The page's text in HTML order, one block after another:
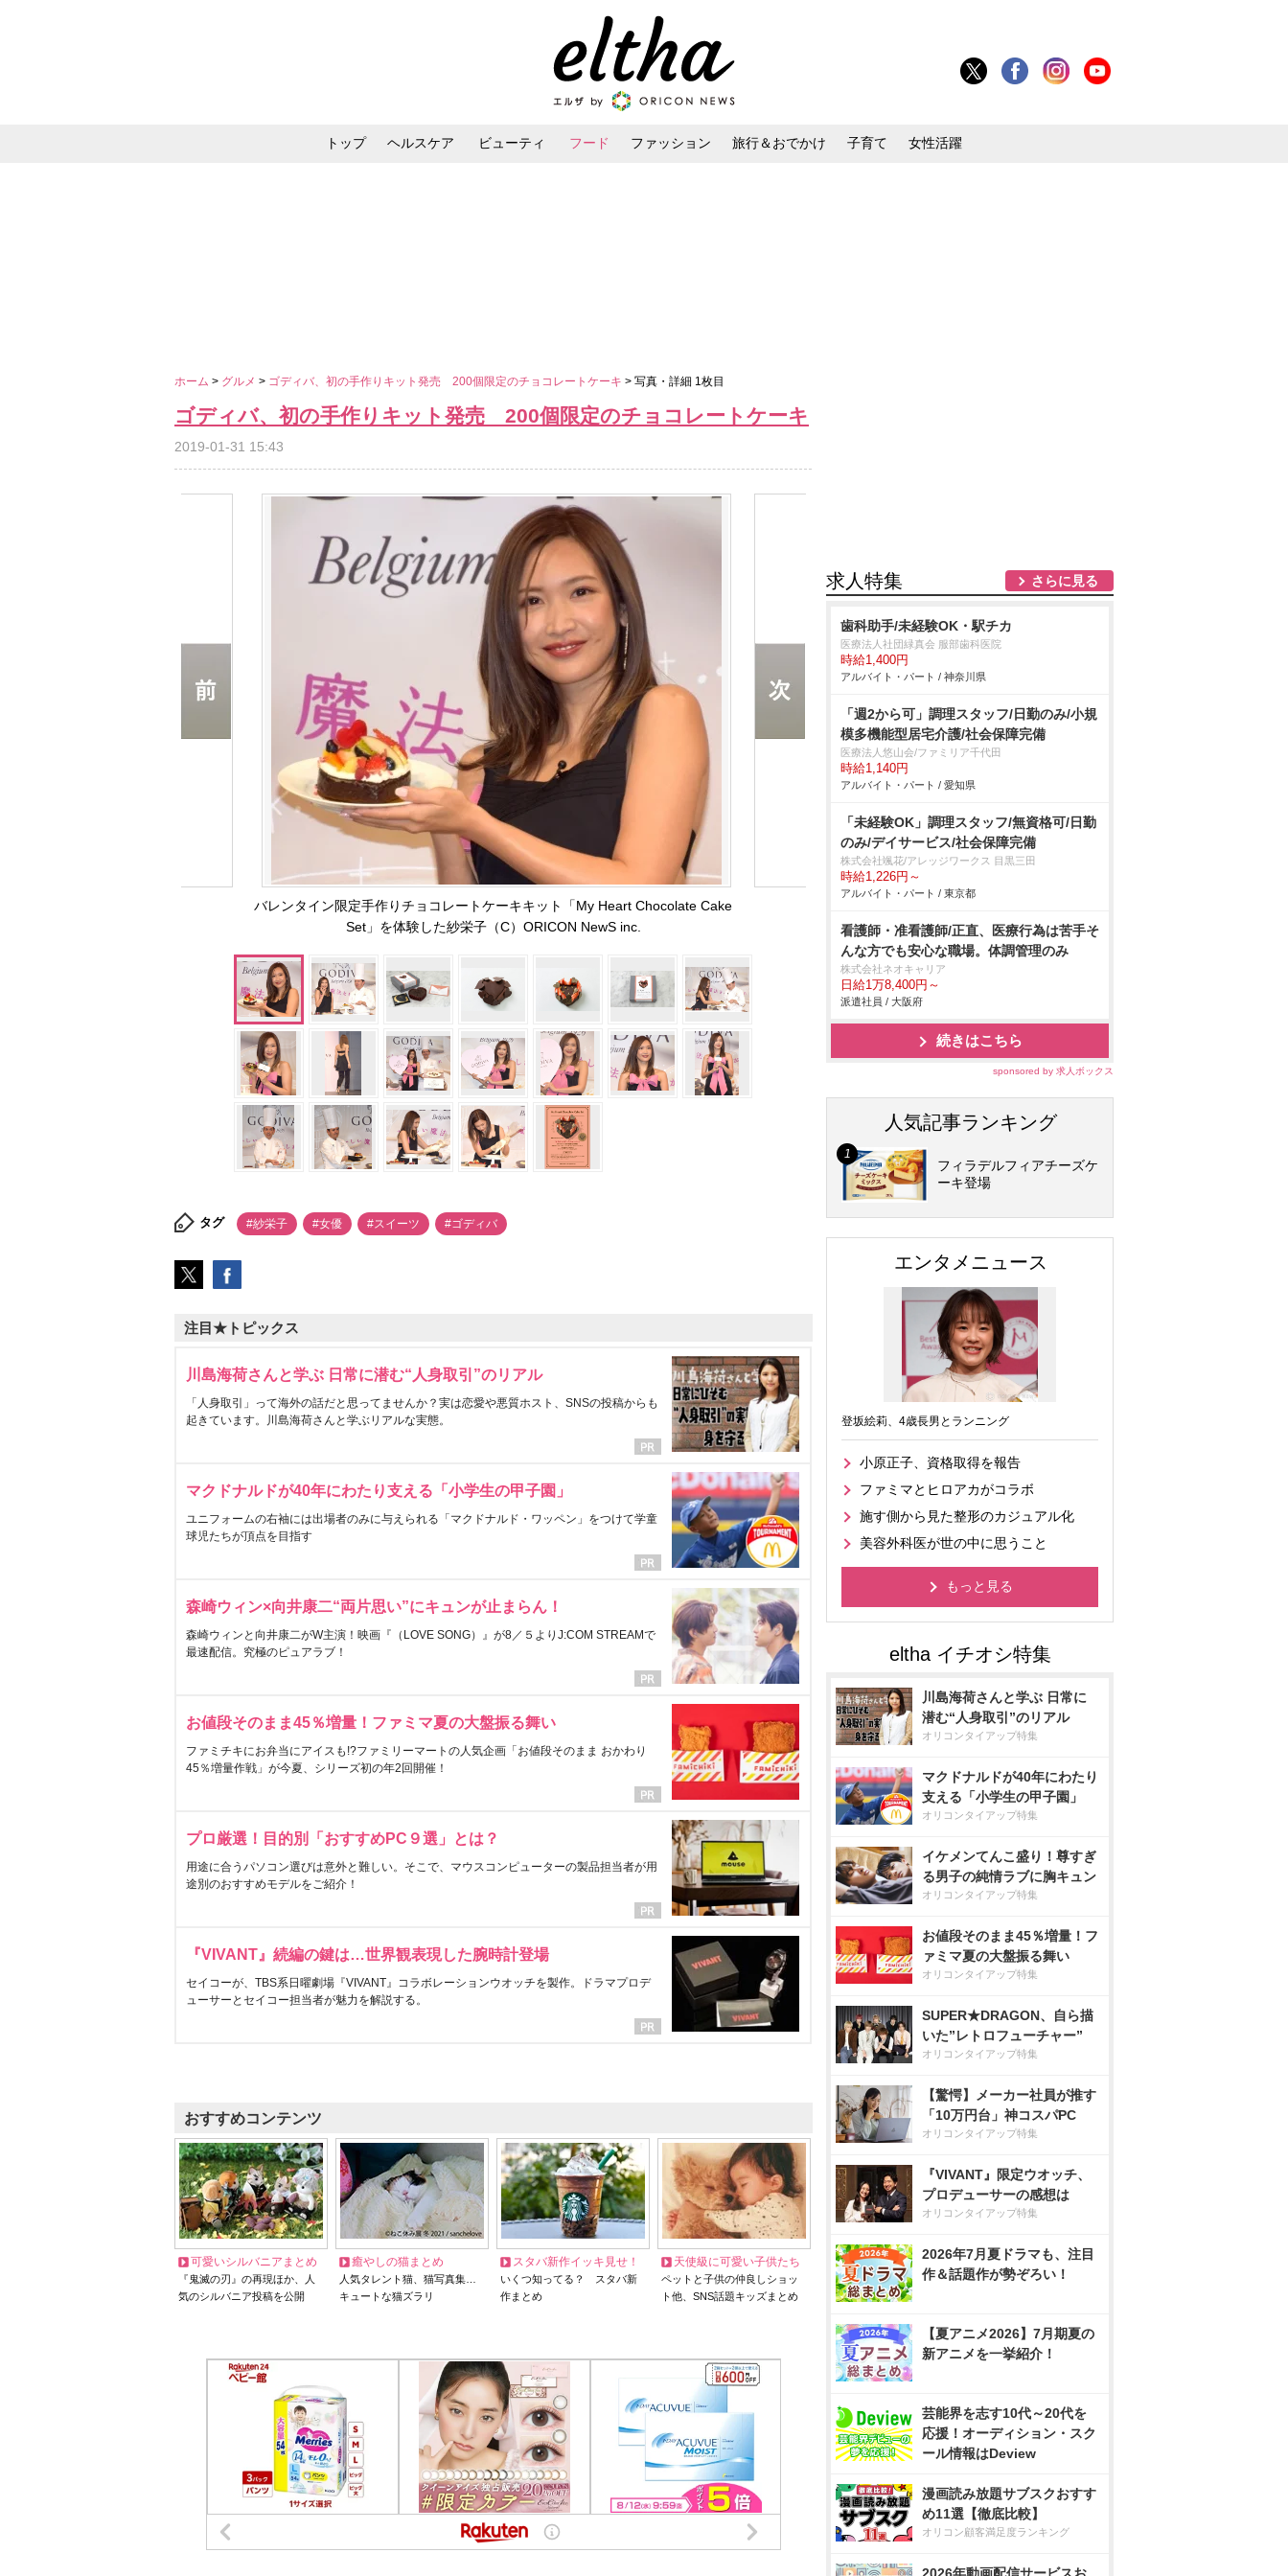
トップ ヘルスケア ビューティ フード ファッション 旅行＆おでかけ 子育て 女性活躍
ホーム > グルメ > ゴディバ、初の手作りキット発売 200個限定のチョコレートケーキ > 写真・詳細 1枚目
ゴディバ、初の手作りキット発売 200個限定のチョコレートケーキ
2019-01-31 15:43
バレンタイン限定手作りチョコレートケーキキット「My Heart Chocolate Cake
Set」を体験した紗栄子（C）ORICON NewS inc.
タグ #紗栄子 #女優 #スイーツ #ゴディバ
注目★トピックス
川島海荷さんと学ぶ 日常に潜む“人身取引”のリアル
「人身取引」って海外の話だと思ってませんか？実は恋愛や悪質ホスト、SNSの投稿からも
起きています。川島海荷さんと学ぶリアルな実態。
マクドナルドが40年にわたり支える「小学生の甲子園」
ユニフォームの右袖には出場者のみに与えられる「マクドナルド・ワッペン」をつけて学童
球児たちが頂点を目指す
森崎ウィン×向井康二“両片思い”にキュンが止まらん！
森崎ウィンと向井康二がW主演！映画『（LOVE SONG）』が8／５よりJ:COM STREAMで
最速配信。究極のピュアラブ！
お値段そのまま45％増量！ファミマ夏の大盤振る舞い
ファミチキにお弁当にアイスも!?ファミリーマートの人気企画「お値段そのまま おかわり
45％増量作戦」が今夏、シリーズ初の年2回開催！
プロ厳選！目的別「おすすめPC９選」とは？
用途に合うパソコン選びは意外と難しい。そこで、マウスコンピューターの製品担当者が用
途別のおすすめモデルをご紹介！
『VIVANT』続編の鍵は…世界観表現した腕時計登場
セイコーが、TBS系日曜劇場『VIVANT』コラボレーションウオッチを製作。ドラマプロデ
ューサーとセイコー担当者が魅力を解説する。
おすすめコンテンツ
可愛いシルバニアまとめ
『鬼滅の刃』の再現ほか、人
気のシルバニア投稿を公開
癒やしの猫まとめ
人気タレント猫、猫写真集…
キュートな猫ズラリ
スタバ新作イッキ見せ！
いくつ知ってる？ スタバ新
作まとめ
天使級に可愛い子供たち
ペットと子供の仲良しショッ
ト他、SNS話題キッズまとめ
求人特集 さらに見る
歯科助手/未経験OK・駅チカ
医療法人社団緑真会 服部歯科医院
時給1,400円
アルバイト・パート / 神奈川県
「週2から可」調理スタッフ/日勤のみ/小規
模多機能型居宅介護/社会保障完備
医療法人悠山会/ファミリア千代田
時給1,140円
アルバイト・パート / 愛知県
「未経験OK」調理スタッフ/無資格可/日勤
のみ/デイサービス/社会保障完備
株式会社颯花/アレッジワークス 目黒三田
時給1,226円～
アルバイト・パート / 東京都
看護師・准看護師/正直、医療行為は苦手そ
んな方でも安心な職場。体調管理のみ
株式会社ネオキャリア
日給1万8,400円～
派遣社員 / 大阪府
続きはこちら
sponsored by 求人ボックス
人気記事ランキング
フィラデルフィアチーズケ
ーキ登場
エンタメニュース
登坂絵莉、4歳長男とランニング
小原正子、資格取得を報告
ファミマとヒロアカがコラボ
施す側から見た整形のカジュアル化
美容外科医が世の中に思うこと
もっと見る
川島海荷さんと学ぶ 日常に
潜む“人身取引”のリアル
オリコンタイアップ特集
マクドナルドが40年にわたり
支える「小学生の甲子園」
オリコンタイアップ特集
イケメンてんこ盛り！尊すぎ
る男子の純情ラブに胸キュン
オリコンタイアップ特集
お値段そのまま45％増量！フ
ァミマ夏の大盤振る舞い
オリコンタイアップ特集
SUPER★DRAGON、自ら描
いた”レトロフューチャー”
オリコンタイアップ特集
【驚愕】メーカー社員が推す
「10万円台」神コスパPC
オリコンタイアップ特集
『VIVANT』限定ウオッチ、
プロデューサーの感想は
オリコンタイアップ特集
2026年7月夏ドラマも、注目
作＆話題作が勢ぞろい！
【夏アニメ2026】7月期夏の
新アニメを一挙紹介！
芸能界を志す10代～20代を
応援！オーディション・スク
ール情報はDeview
漫画読み放題サブスクおすす
め11選【徹底比較】
オリコン顧客満足度ランキング